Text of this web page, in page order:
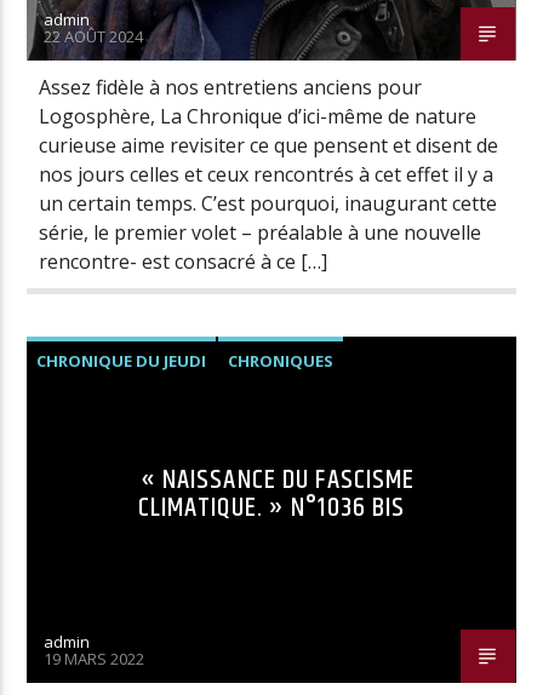
admin
22 AOÛT 2024
Assez fidèle à nos entretiens anciens pour
Logosphère, La Chronique d’ici-même de nature
curieuse aime revisiter ce que pensent et disent de
nos jours celles et ceux rencontrés à cet effet il y a
un certain temps. C’est pourquoi, inaugurant cette
série, le premier volet – préalable à une nouvelle
rencontre- est consacré à ce […]
CHRONIQUE DU JEUDI CHRONIQUES
« NAISSANCE DU FASCISME
CLIMATIQUE. » N°1036 BIS
admin
19 MARS 2022